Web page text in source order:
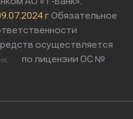
гОбязательное
осуществляется
по лицензии ОС №